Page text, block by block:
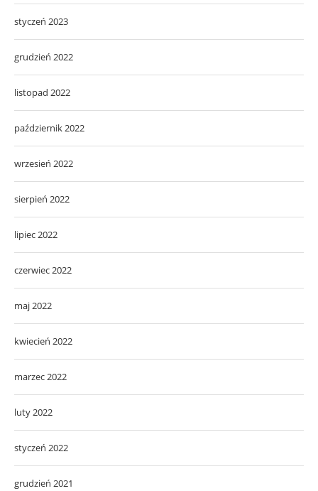
styczeń 2023
grudzień 2022
listopad 2022
październik 2022
wrzesień 2022
sierpień 2022
lipiec 2022
czerwiec 2022
maj 2022
kwiecień 2022
marzec 2022
luty 2022
styczeń 2022
grudzień 2021